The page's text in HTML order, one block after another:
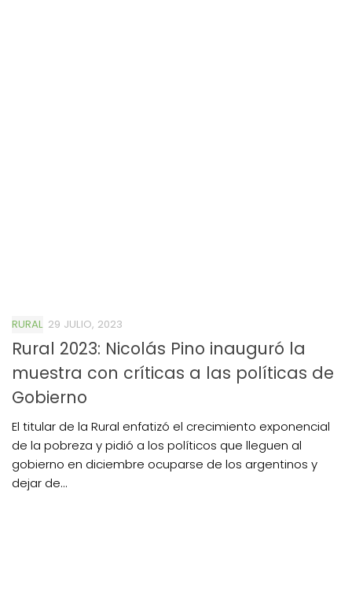
RURAL 29 JULIO, 2023
Rural 2023: Nicolás Pino inauguró la
muestra con críticas a las políticas de
Gobierno
El titular de la Rural enfatizó el crecimiento exponencial
de la pobreza y pidió a los políticos que lleguen al
gobierno en diciembre ocuparse de los argentinos y
dejar de...